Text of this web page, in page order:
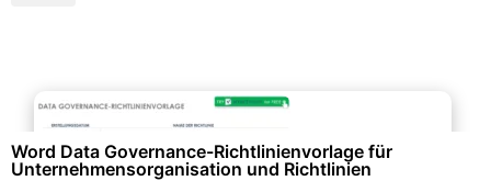
Word Data Governance-Richtlinienvorlage für
Unternehmensorganisation und Richtlinien